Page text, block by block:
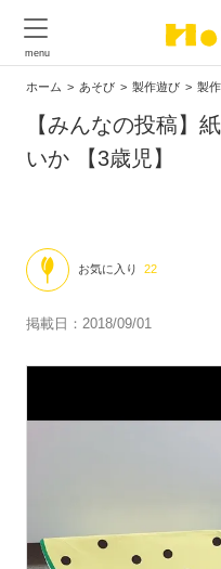
ホーム あそび 製作遊び 製
【みんなの投稿】
いか 【3歳児】
お気に入り 22
掲載日：2018/09/01